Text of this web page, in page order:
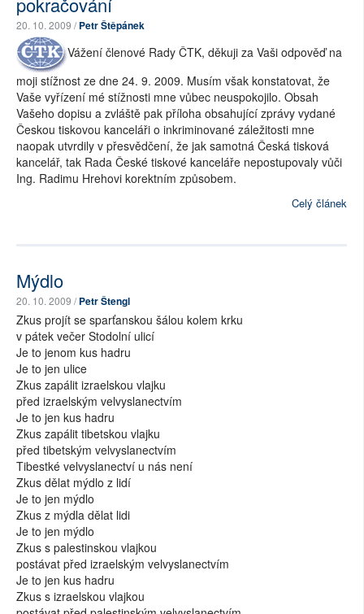
20. 10. 2009 /Petr Štěpánek
Vážení členové Rady ČTK, děkuji za Vaši odpověď na
moji stížnost ze dne 24. 9. 2009. Musím však konstatovat, že
Vaše vyřízení mé stížnosti mne vůbec neuspokojilo. Obsah
Vašeho dopisu a zvláště pak příloha obsahující zprávy vydané
Českou tiskovou kanceláři o inkriminované záležitosti mne
naopak utvrdily v přesvědčení, že jak samotná Česká tisková
kancelář, tak Rada České tiskové kanceláře nepostupovaly vůči
Ing. Radimu Hrehovi korektním způsobem.
Celý článek
Mýdlo
20. 10. 2009 /Petr Štengl
Zkus projít se sparťanskou šálou kolem krku
v pátek večer Stodolní ulicí
Je to jenom kus hadru
Je to jen ulice
Zkus zapálit izraelskou vlajku
před izraelským velvyslanectvím
Je to jen kus hadru
Zkus zapálit tibetskou vlajku
před tibetským velvyslanectvím
Tibestké velvyslanectví u nás není
Zkus dělat mýdlo z lidí
Je to jen mýdlo
Zkus z mýdla dělat lidi
Je to jen mýdlo
Zkus s palestinskou vlajkou
postávat před izraelským velvyslanectvím
Je to jen kus hadru
Zkus s izraelskou vlajkou